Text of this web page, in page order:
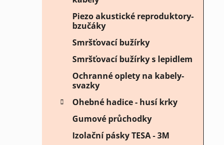
Piezo akustické reproduktory-
bzučáky
Smršťovací bužírky
Smršťovací bužírky s lepidlem
Ochranné oplety na kabely-
svazky
Ohebné hadice - husí krky
Gumové průchodky
Izolační pásky TESA - 3M